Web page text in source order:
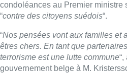
condoléances au Premier ministre
“contre des citoyens suédois“.
“Nos pensées vont aux familles et
êtres chers. En tant que
terrorisme est une lutte commune
gouvernement belge à M.